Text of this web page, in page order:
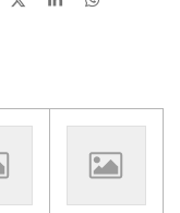
J
J
J